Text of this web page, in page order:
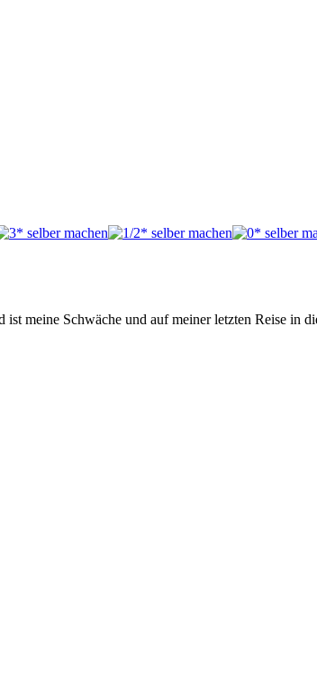
meine Schwäche und auf meiner letzten Reise in